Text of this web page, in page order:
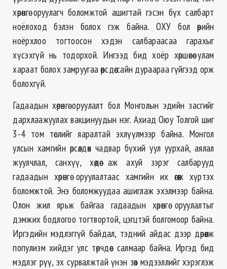
хөрөнгө оруулагч боломжтой ашигтай гэсэн бүх салбарт
ноёлоход бэлэн болох гэж байна. ОХУ бол өөрийн
ноёрхлоо тогтоосон хэдэн салбараасаа гарахыг
хүсэхгүй нь тодорхой. Ингээд бид хоёр хөршөөсөө улам
хараат болох замруугаа өөрсдөө сайн дураараа гүйгээд орж
болохгүй.
Гадаадын хөрөнгө оруулалт бол Монголын эдийн засгийг
дархлаажуулах вакцинуудын нэг. Ахиад Оюу Толгой шиг
3-4 том төслийг яаралтай эхлүүлмээр байна. Монгол
улсын хамгийн өрсөлдөх чадвар бүхий уул уурхай, аялал
жуулчлал, санхүү, хөдөө аж ахуй зэрэг салбарууд
гадаадын хөрөнгө оруулалтаас хамгийн их өгөөж хүртэх
боломжтой. Энэ боломжуудаа ашиглаж эхэлмээр байна.
Олон жил ярьж байгаа гадаадын хөрөнгө оруулалтыг
дэмжих бодлогоо тогтвортой, цэгцтэй болгомоор байна.
Иргэдийн мэдлэггүй байдал, тэдний айдас дээр дөрөөлж
популизм хийдэг улс төрчдөөс салмаар байна. Иргэд бид
мэдлэг рүү, эх сурвалжтай үнэн зөв мэдээллийг хэрэглэж